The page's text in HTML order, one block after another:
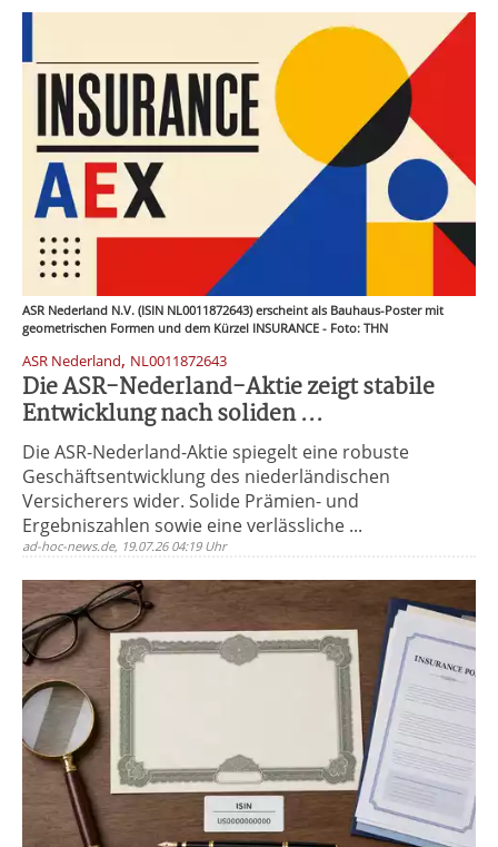
ASR Nederland N.V. (ISIN NL0011872643) erscheint als Bauhaus-Poster mit
geometrischen Formen und dem Kürzel INSURANCE - Foto: THN
ASR Nederland, NL0011872643
Die ASR-Nederland-Aktie zeigt stabile
Entwicklung nach soliden ...
Die ASR-Nederland-Aktie spiegelt eine robuste
Geschäftsentwicklung des niederländischen
Versicherers wider. Solide Prämien- und
Ergebniszahlen sowie eine verlässliche ...
ad-hoc-news.de, 19.07.26 04:19 Uhr